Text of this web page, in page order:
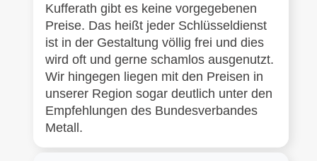
Kufferath gibt es keine vorgegebenen
Preise. Das heißt jeder Schlüsseldienst
ist in der Gestaltung völlig frei und dies
wird oft und gerne schamlos ausgenutzt.
Wir hingegen liegen mit den Preisen in
unserer Region sogar deutlich unter den
Empfehlungen des Bundesverbandes
Metall.